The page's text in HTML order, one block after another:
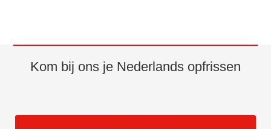
Kom bij ons je Nederlands opfrissen